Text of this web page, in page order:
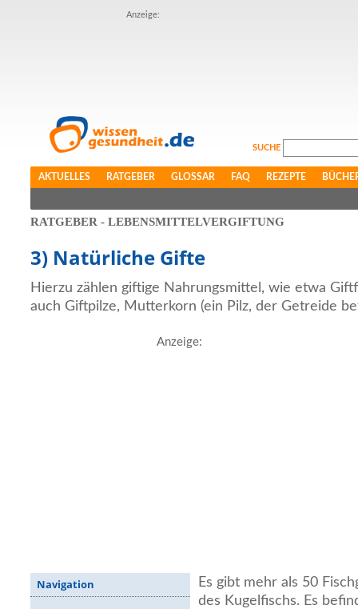
Anzeige:
SUCHE
AKTUELLES RATGEBER GLOSSAR FAQ REZEPTE
RATGEBER - LEBENSMITTELVERGIFTUNG
3) Natürliche Gifte
Hierzu zählen giftige Nahrungsmittel, wie etwa
auch Giftpilze, Mutterkorn (ein Pilz, der Getreide
Anzeige:
Navigation
Es gibt mehr als 50
des Kugelfischs. Es